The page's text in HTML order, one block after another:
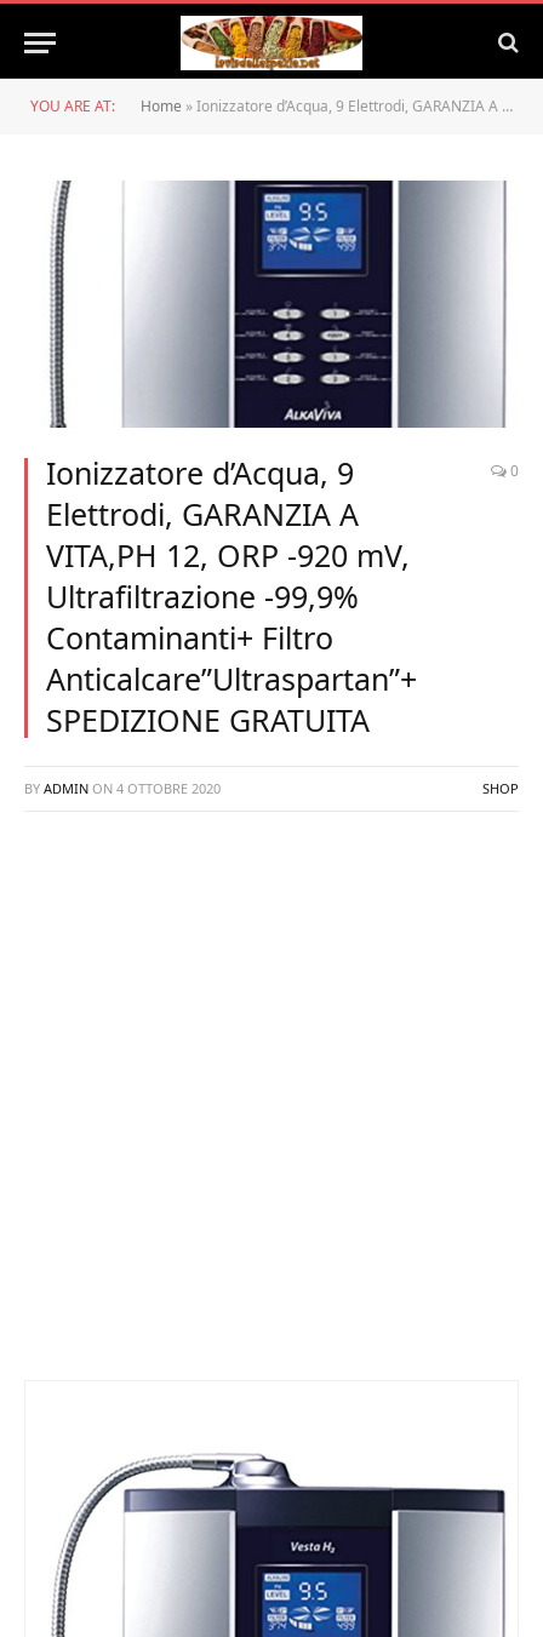
YOU ARE AT: Home »Ionizzatore d’Acqua, 9 Elettrodi, GARANZIA A VITA,PH 12, ORP -920 mV, Ultrafiltrazione -99,9% Contaminanti+ Filtro Anticalcare”Ultraspartan”+ SPEDIZIONE GRATUITA
Ionizzatore d’Acqua, 9
Elettrodi, GARANZIA A
VITA,PH 12, ORP -920 mV,
Ultrafiltrazione -99,9%
Contaminanti+ Filtro
Anticalcare”Ultraspartan”+
SPEDIZIONE GRATUITA
0
BY ADMIN ON 4 OTTOBRE 2020 SHOP